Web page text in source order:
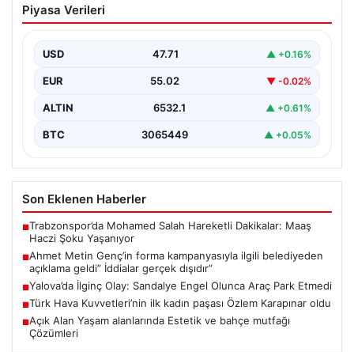
kampanyasıyla ilgili belediyeden
Piyasa Verileri
USD 47.71 ▲ +0.16%
EUR 55.02 ▼ -0.02%
ALTIN 6532.1 ▲ +0.61%
BTC 3065449 ▲ +0.05%
Son Eklenen Haberler
■Trabzonspor’da Mohamed Salah Hareketli Dakikalar: Maaş
Haczi Şoku Yaşanıyor
■Ahmet Metin Genç’in forma kampanyasıyla ilgili belediyeden
açıklama geldi” İddialar gerçek dışıdır”
■Yalova’da İlginç Olay: Sandalye Engel Olunca Araç Park Etmedi
■Türk Hava Kuvvetleri’nin ilk kadın paşası Özlem Karapınar oldu
■Açık Alan Yaşam alanlarında Estetik ve bahçe mutfağı
Çözümleri